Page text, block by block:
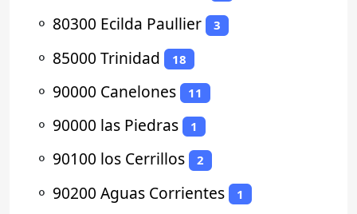
⚬ 80300 Ecilda Paullier 3
⚬ 85000 Trinidad 18
⚬ 90000 Canelones 11
⚬ 90000 las Piedras 1
⚬ 90100 los Cerrillos 2
⚬ 90200 Aguas Corrientes 1